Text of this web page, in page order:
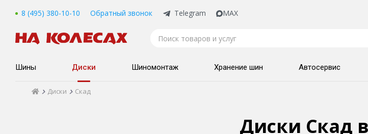
8 (495) 380-10-10 Обратный звонок Telegram MAX
Шины Диски Шиномонтаж Хранение шин Автосервис
Диски Скад
Диски Скад